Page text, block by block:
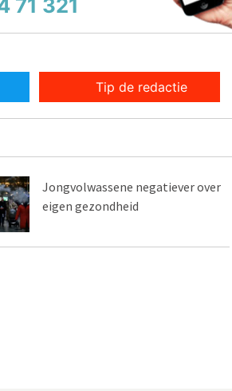
71 321
Tip de redactie
Jongvolwassene negatiever over
eigen gezondheid